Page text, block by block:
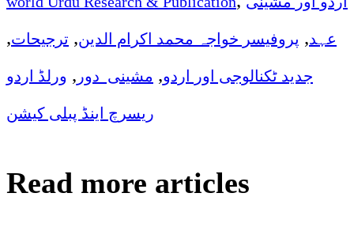
عہد, پروفیسر خواجہ محمد اکرام الدین, ترجیحات,
جدید ٹکنالوجی اور اردو, مشینی دور , ورلڈ اردو
ریسرچ اینڈ پبلی کیشن
Read more articles